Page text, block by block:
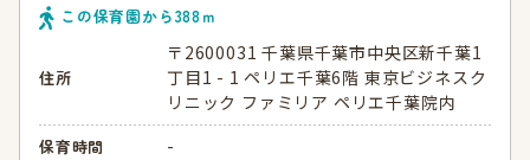
この保育園から388ｍ
住所
〒2600031 千葉県千葉市中央区新千葉1
丁目1 - 1 ペリエ千葉6階 東京ビジネスク
リニック ファミリア ペリエ千葉院内
保育時間 -